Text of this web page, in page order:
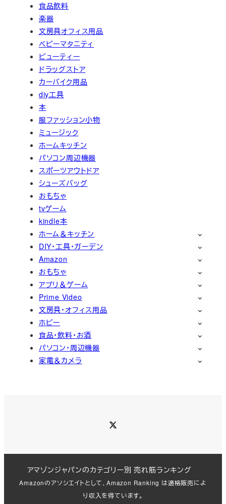
食品飲料
楽器
文房具オフィス用品
ベビーマタニティ
ビューティー
ドラッグストア
カーバイク用品
diy工具
本
服ファッション小物
ミュージック
ホームキッチン
パソコン周辺機器
スポーツアウトドア
シューズバッグ
おもちゃ
tvゲーム
kindle本
ホーム＆キッチン
DIY・工具・ガーデン
Amazon
おもちゃ
アプリ＆ゲーム
Prime Video
文房具・オフィス用品
ホビー
食品・飲料・お酒
パソコン・周辺機器
家電＆カメラ
アマゾンジャパンのカテゴリー別 売れ筋ランキング
Amazonのアソシエイトとして、Amazon Ranking は適格販売によ
り収入を得ています。